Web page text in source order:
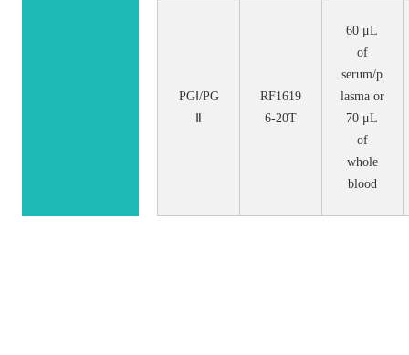
PGⅠ/PG
RF1619
6-20T
60 μL
of
serum/p
lasma or
70 μL
of
whole
blood